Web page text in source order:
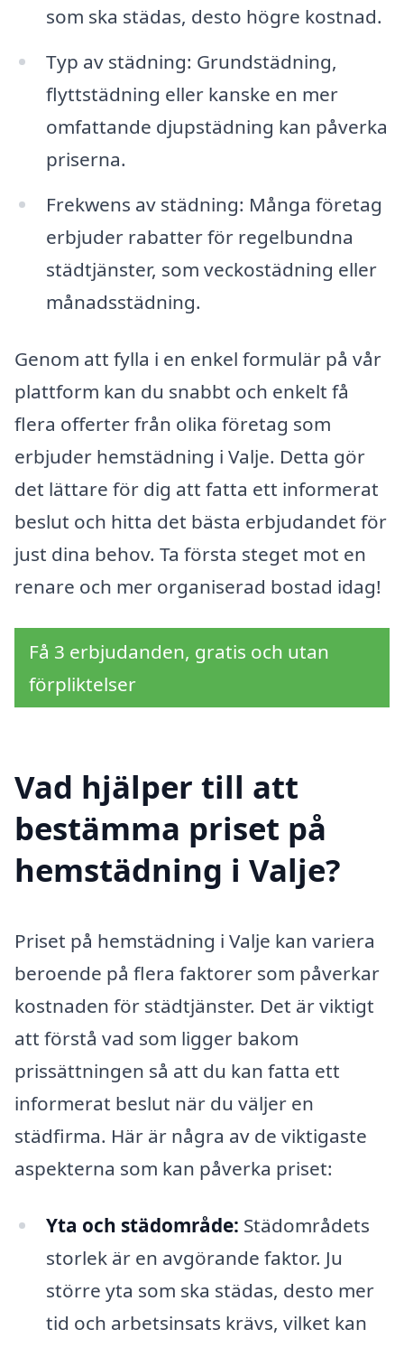
som ska städas, desto högre kostnad.
Typ av städning: Grundstädning,
flyttstädning eller kanske en mer
omfattande djupstädning kan påverka
priserna.
Frekwens av städning: Många företag
erbjuder rabatter för regelbundna
städtjänster, som veckostädning eller
månadsstädning.
Genom att fylla i en enkel formulär på vår
plattform kan du snabbt och enkelt få
flera offerter från olika företag som
erbjuder hemstädning i Valje. Detta gör
det lättare för dig att fatta ett informerat
beslut och hitta det bästa erbjudandet för
just dina behov. Ta första steget mot en
renare och mer organiserad bostad idag!
Få 3 erbjudanden, gratis och utan
förpliktelser
Vad hjälper till att
bestämma priset på
hemstädning i Valje?
Priset på hemstädning i Valje kan variera
beroende på flera faktorer som påverkar
kostnaden för städtjänster. Det är viktigt
att förstå vad som ligger bakom
prissättningen så att du kan fatta ett
informerat beslut när du väljer en
städfirma. Här är några av de viktigaste
aspekterna som kan påverka priset:
Yta och städområde: Städområdets
storlek är en avgörande faktor. Ju
större yta som ska städas, desto mer
tid och arbetsinsats krävs, vilket kan